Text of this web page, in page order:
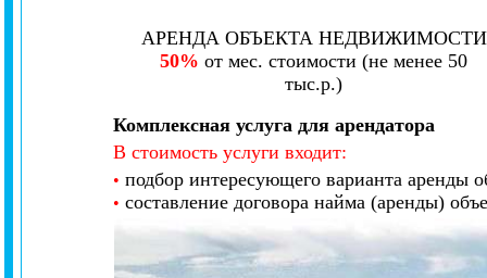
АРЕНДА ОБЪЕКТА НЕДВИЖИМОСТИ
50% от мес. стоимости (не менее 50
тыс.р.)
Комплексная услуга для арендатора
В стоимость услуги входит:
• подбор интересующего варианта аренды
• составление договора найма (аренды)